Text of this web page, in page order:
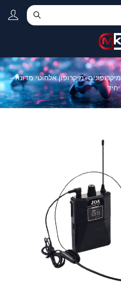
מיקרופונים›מיקרופון אלחוטי מדונה –
יחיד